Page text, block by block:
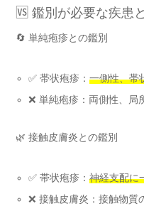
🆚 鑑別が必要な疾患
🔄 単純疱疹との鑑別
✅ 帯状疱疹：一側性、帯
❌ 単純疱疹：両側性、局
🌿 接触皮膚炎との鑑別
✅ 帯状疱疹：神経支配に
❌ 接触皮膚炎：接触物質